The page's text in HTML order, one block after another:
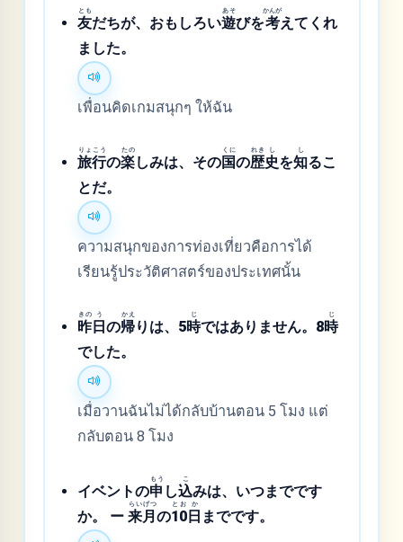
友
とも
だちが、おもしろい遊
あそ
びを考
かんが
えてくれ
ました。
เพื่อนคิดเกมสนุกๆ ให้ฉัน
旅
りょ
行
こう
の楽
たの
しみは、その国
くに
の歴
れき
史
し
を知
し
るこ
とだ。
ความสนุกของการท่องเที่ยวคือการได้
เรียนรู้ประวัติศาสตร์ของประเทศนั้น
昨
きの
日
う
の帰
かえ
りは、5時
じ
ではありません。8時
じ
でした。
เมื่อวานฉันไม่ได้กลับบ้านตอน 5 โมง แต่
กลับตอน 8 โมง
イベントの申
もう
し込
こ
みは、いつまでです
か。 ー来
らい
月
げつ
の1
と
0
お
日
か
までです。